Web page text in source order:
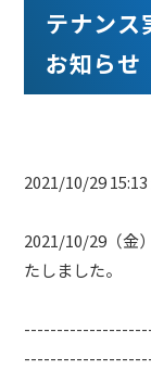
テナン
お知らせ
2021/10/29
2021/10/29（金
たしました。